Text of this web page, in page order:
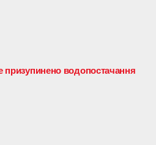
призупинено водопостачання